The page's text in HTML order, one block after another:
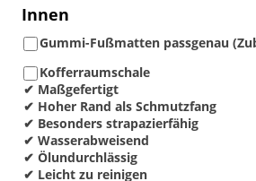
Innen
Gummi-Fußmatten passgenau
Kofferraumschale
✔ Maßgefertigt
✔ Hoher Rand als Schmutzfang
✔ Besonders strapazierfähig
✔ Wasserabweisend
✔ Ölundurchlässig
✔ Leicht zu reinigen